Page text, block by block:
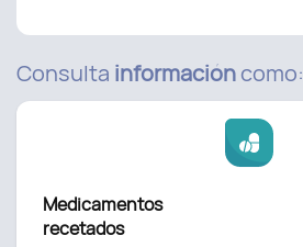
Consulta informacióncomo:
Medicamentos
recetados